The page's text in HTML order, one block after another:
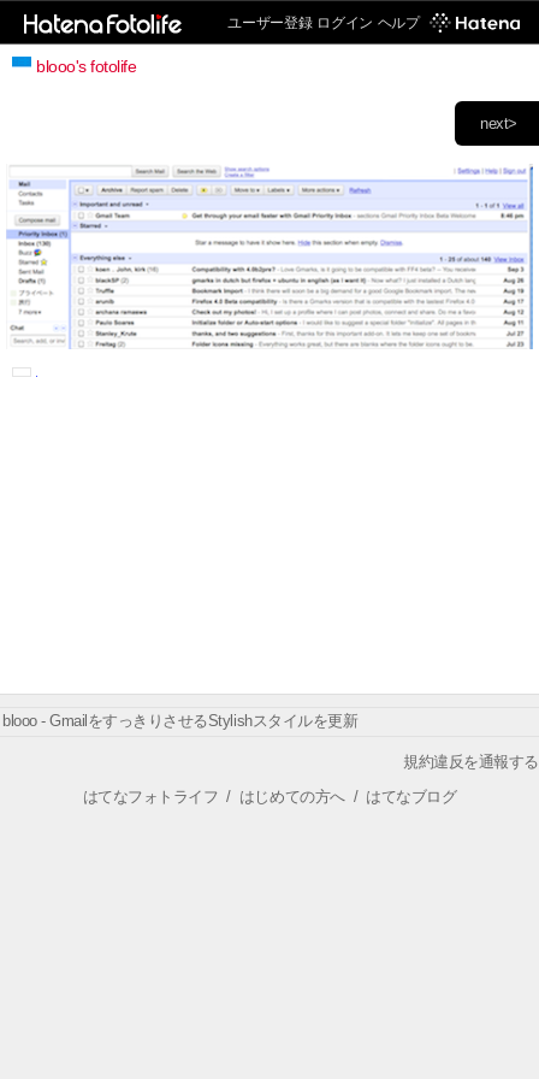
ユーザー登録 ログイン ヘルプ
blooo's fotolife
next>
blooo - GmailをすっきりさせるStylishスタイルを更新
規約違反を通報する
はてなフォトライフ / はじめての方へ/ はてなブログ